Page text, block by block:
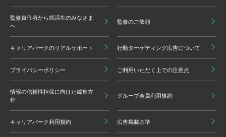
監修責任者から就活生のみなさま
へ
監修のご依頼
キャリアパークのリアルサポート 行動ターゲティング広告について
プライバシーポリシー ご利用いただく上での注意点
情報の信頼性担保に向けた編集方
針
グループ会員利用規約
キャリアパーク利用規約 広告掲載基準